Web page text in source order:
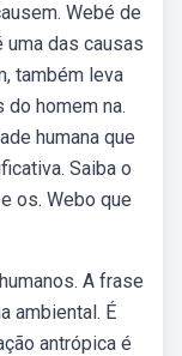
Webé de
das causas
também leva
homem na.
humana que
Saiba o
os. Webo que
A frase
ambiental. É
antrópica é